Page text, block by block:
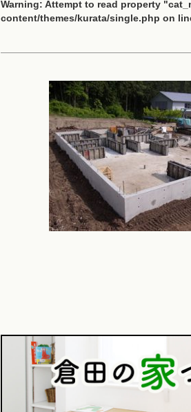
Warning: Attempt to read property
content/themes/kurata/single.php on